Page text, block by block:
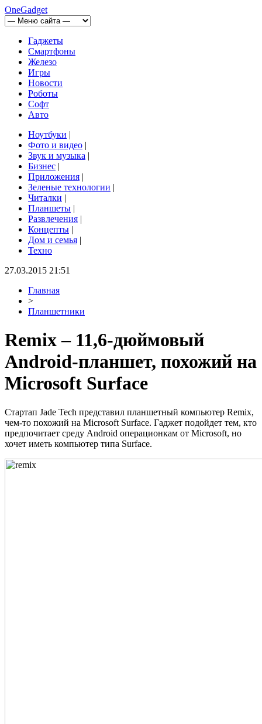
OneGadget
Гаджеты
Смартфоны
Железо
Игры
Новости
Роботы
Софт
Авто
Ноутбуки |
Фото и видео |
Звук и музыка |
Бизнес |
Приложения |
Зеленые технологии |
Читалки |
Планшеты |
Развлечения |
Концепты |
Дом и семья |
Техно
27.03.2015 21:51
Главная
>
Планшетники
Remix – 11,6-дюймовый
Android-планшет, похожий на
Microsoft Surface
Стартап Jade Tech представил планшетный компьютер Remix,
чем-то похожий на Microsoft Surface. Гаджет подойдет тем, кто
предпочитает среду Android операционкам от Microsoft, но
хочет иметь компьютер типа Surface.